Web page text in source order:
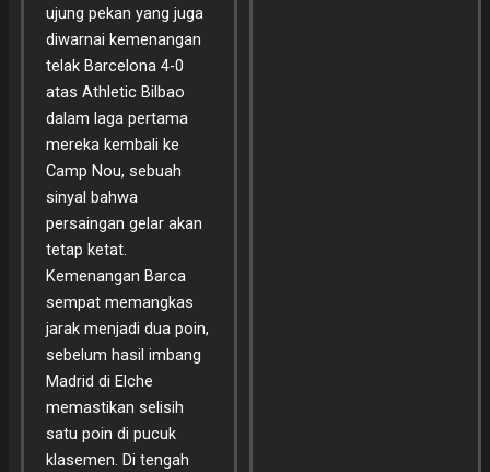
ujung pekan yang juga
diwarnai kemenangan
telak Barcelona 4-0
atas Athletic Bilbao
dalam laga pertama
mereka kembali ke
Camp Nou, sebuah
sinyal bahwa
persaingan gelar akan
tetap ketat.
Kemenangan Barca
sempat memangkas
jarak menjadi dua poin,
sebelum hasil imbang
Madrid di Elche
memastikan selisih
satu poin di pucuk
klasemen. Di tengah